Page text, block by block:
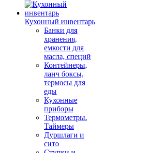
Кухонный инвентарь
Банки для
хранения,
емкости для
масла, специй
Контейнеры,
ланч боксы,
термосы для
еды
Кухонные
приборы
Термометры.
Таймеры
Дуршлаги и
сито